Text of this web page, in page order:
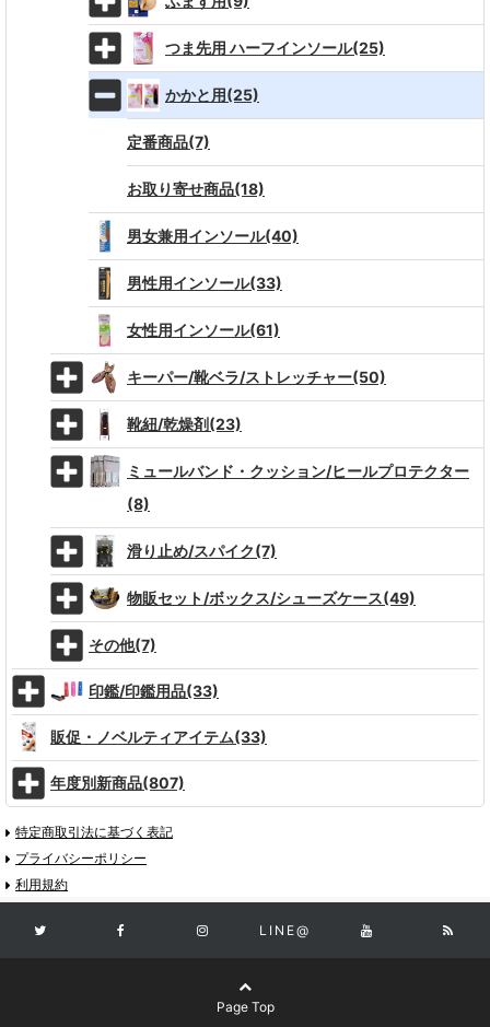
つま先用 ハーフインソール(25)
かかと用(25)
定番商品(7)
お取り寄せ商品(18)
男女兼用インソール(40)
男性用インソール(33)
女性用インソール(61)
キーパー/靴ベラ/ストレッチャー(50)
靴紐/乾燥剤(23)
ミュールバンド・クッション/ヒールプロテクター
(8)
滑り止め/スパイク(7)
物販セット/ボックス/シューズケース(49)
その他(7)
印鑑/印鑑用品(33)
販促・ノベルティアイテム(33)
年度別新商品(807)
特定商取引法に基づく表記
プライバシーポリシー
利用規約
LINE@
Page Top